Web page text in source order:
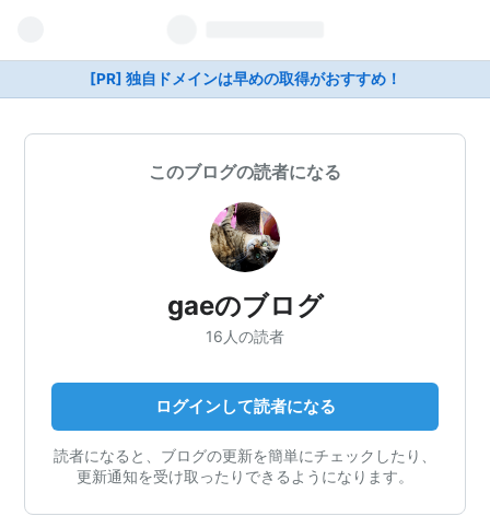
[PR] 独自ドメインは早めの取得がおすすめ！
このブログの読者になる
gaeのブログ
16人の読者
ログインして読者になる
読者になると、ブログの更新を簡単にチェックしたり、
更新通知を受け取ったりできるようになります。